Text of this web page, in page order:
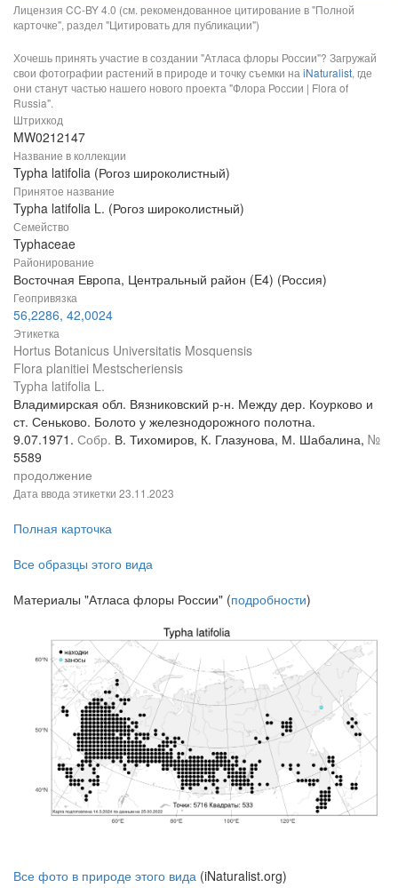
Лицензия CC-BY 4.0 (см. рекомендованное цитирование в "Полной
карточке", раздел "Цитировать для публикации")
Хочешь принять участие в создании "Атласа флоры России"? Загружай
свои фотографии растений в природе и точку съемки на iNaturalist, где
они станут частью нашего нового проекта "Флора России | Flora of
Russia".
Штрихкод
MW0212147
Название в коллекции
Typha latifolia (Рогоз широколистный)
Принятое название
Typha latifolia L. (Рогоз широколистный)
Семейство
Typhaceae
Районирование
Восточная Европа, Центральный район (E4) (Россия)
Геопривязка
56,2286, 42,0024
Этикетка
Hortus Botanicus Universitatis Mosquensis
Flora planitiei Mestscheriensis
Typha latifolia L.
Владимирская обл. Вязниковский р-н. Между дер. Коурково и
ст. Сеньково. Болото у железнодорожного полотна.
9.07.1971. Собр. В. Тихомиров, К. Глазунова, М. Шабалина, №
5589
продолжение
Дата ввода этикетки 23.11.2023
Полная карточка
Все образцы этого вида
Материалы "Атласа флоры России" (подробности)
Все фото в природе этого вида (iNaturalist.org)